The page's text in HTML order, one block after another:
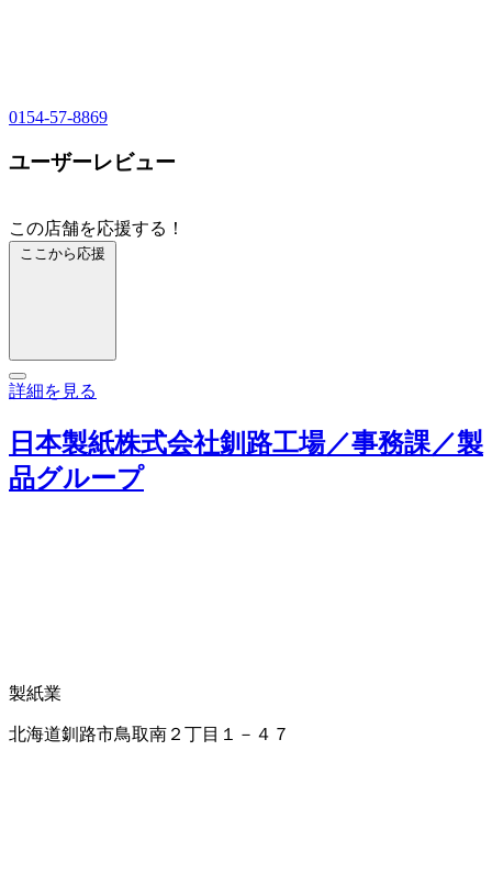
0154-57-8869
ユーザーレビュー
この店舗を応援する！
ここから応援
詳細を見る
日本製紙株式会社釧路工場／事務課／製
品グループ
製紙業
北海道釧路市鳥取南２丁目１－４７